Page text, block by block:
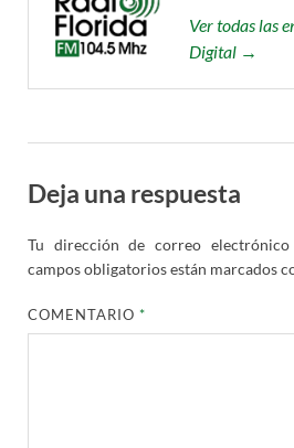
Ver todas las
Digital →
Deja una respuesta
Tu dirección de correo
campos obligatorios están marcados
COMENTARIO*